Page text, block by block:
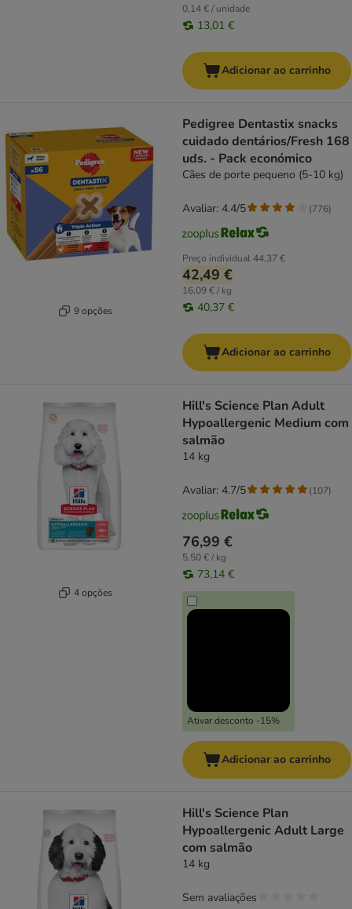
0,14 € / unidade
13,01 €
Adicionar ao carrinho
9 opções
Pedigree Dentastix snacks
cuidado dentários/Fresh 168
uds. - Pack económico
Cães de porte pequeno (5-10 kg)
Preço individual44,37 €
42,49 €
16,09 € / kg
40,37 €
Avaliar: 4.4/5 (776)
Adicionar ao carrinho
4 opções
Hill's Science Plan Adult
Hypoallergenic Medium com
salmão
14 kg
76,99 €
5,50 € / kg
73,14 €
Ativar desconto -15%
Avaliar: 4.7/5 (107)
Adicionar ao carrinho
Hill's Science Plan
Hypoallergenic Adult Large
com salmão
14 kg
Sem avaliações